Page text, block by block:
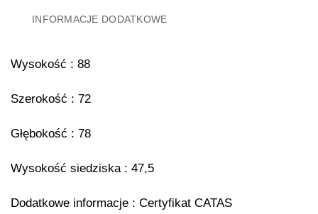
INFORMACJE DODATKOWE
Wysokość : 88
Szerokość : 72
Głębokość : 78
Wysokość siedziska : 47,5
Dodatkowe informacje : Certyfikat CATAS